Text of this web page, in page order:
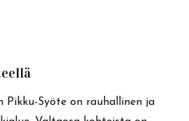
Pikku-Syöte on rauhallinen ja